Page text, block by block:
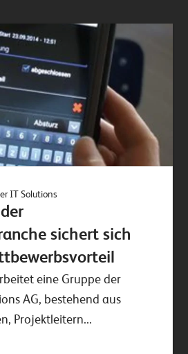
IT Solutions
sichert sich
eine Gruppe der
AG, bestehend aus
Projektleitern...